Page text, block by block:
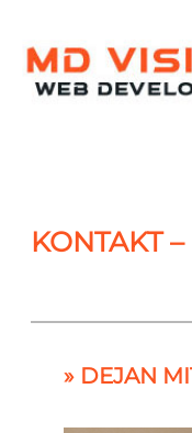
to
content
KONTAKT
» DEJAN